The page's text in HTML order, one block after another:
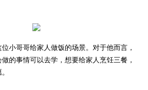
小哥哥给家人做饭的场景。对于他而言，
的事情可以去学，想要给家人烹饪三餐，